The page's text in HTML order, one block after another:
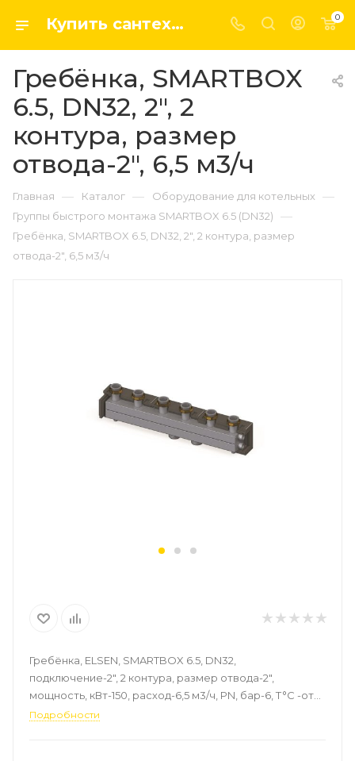
Купить сантехнику, системы отопление и водоснабжения оптом и в розницу в интернет-магазине elsen-opt.ru 0
Гребёнка, SMARTBOX
6.5, DN32, 2", 2
контура, размер
отвода-2", 6,5 м3/ч
Главная — Каталог — Оборудование для котельных —
Группы быстрого монтажа SMARTBOX 6.5 (DN32) —
Гребёнка, SMARTBOX 6.5, DN32, 2", 2 контура, размер
отвода-2", 6,5 м3/ч
Гребёнка, ELSEN, SMARTBOX 6.5, DN32,
подключение-2", 2 контура, размер отвода-2",
мощность, кВт-150, расход-6,5 м3/ч, PN, бар-6, T°C -от
+2 до +110, с теплоизоляцией
Подробности